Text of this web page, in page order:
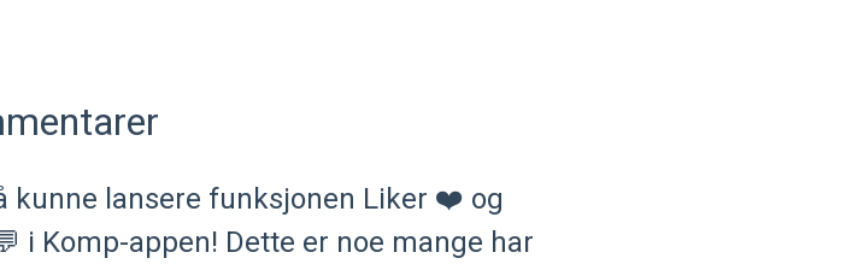
kunne lansere funksjonen Liker ❤️ og
i Komp-appen! Dette er noe mange har